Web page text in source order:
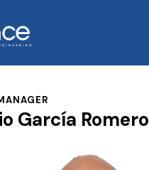
García Romero